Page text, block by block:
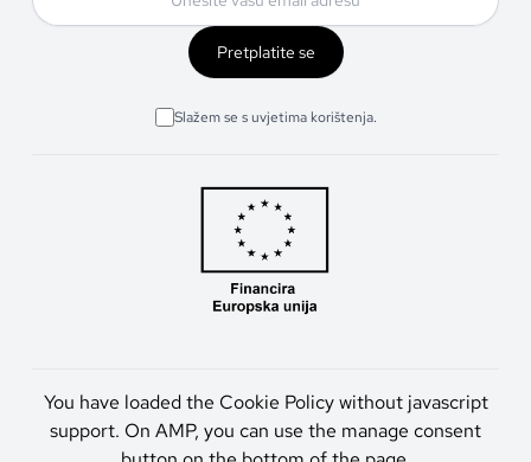
Pretplatite se
Slažem se s uvjetima korištenja.
You have loaded the Cookie Policy without javascript
support. On AMP, you can use the manage consent